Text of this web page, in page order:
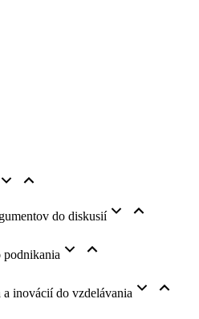
do diskusií
podnikania
inovácií do vzdelávania